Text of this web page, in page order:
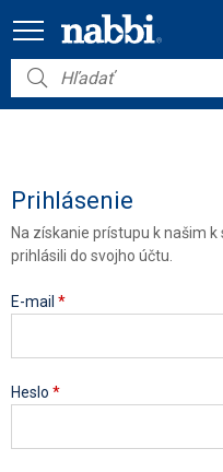
Nábytok
Dom a záhrada
Akcie
Prihlásenie
Na získanie prístupu k našim
prihlásili do svojho účtu.
E-mail *
Heslo *